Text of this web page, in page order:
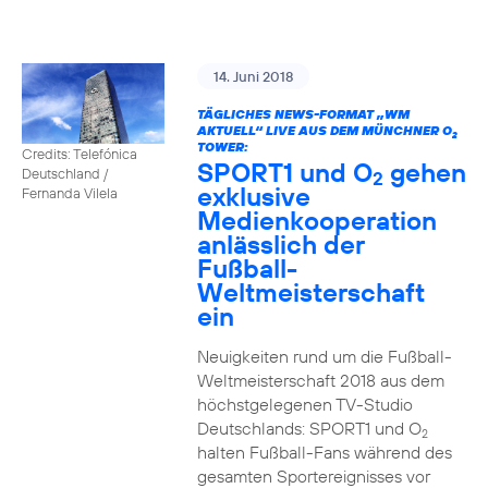
Credits: Telefónica
Deutschland /
Fernanda Vilela
14. Juni 2018
TÄGLICHES NEWS-FORMAT „WM
AKTUELL“ LIVE AUS DEM MÜNCHNER O2
TOWER:
SPORT1 und O2 gehen
exklusive
Medienkooperation
anlässlich der
Fußball-
Weltmeisterschaft
ein
Neuigkeiten rund um die Fußball-
Weltmeisterschaft 2018 aus dem
höchstgelegenen TV-Studio
Deutschlands: SPORT1 und O2
halten Fußball-Fans während des
gesamten Sportereignisses vor